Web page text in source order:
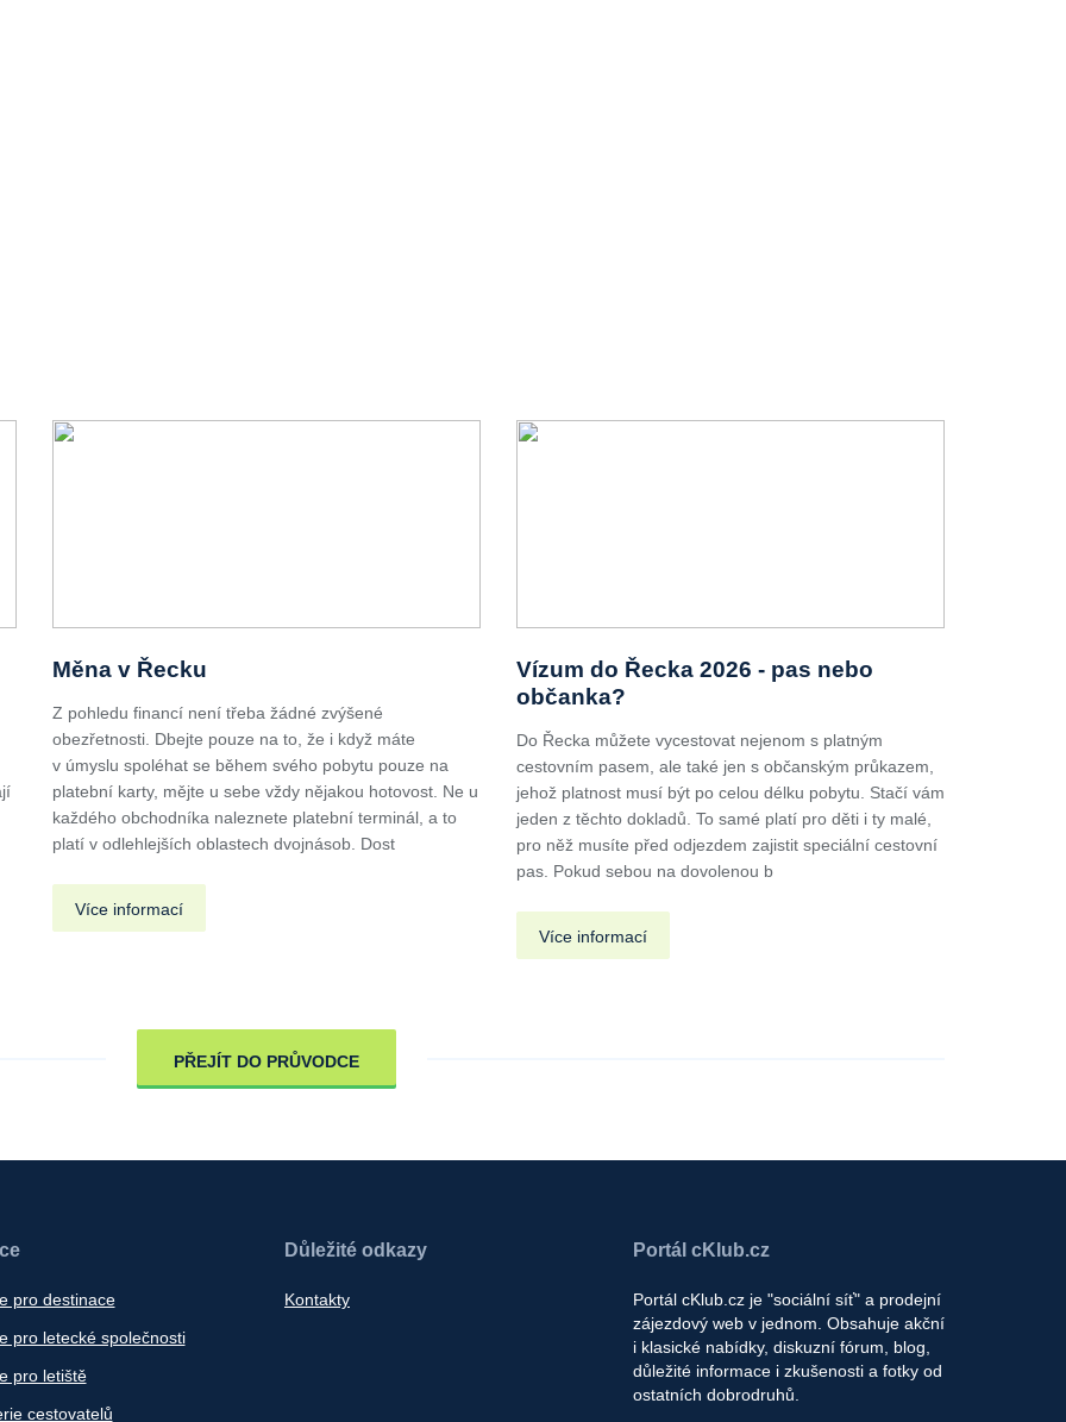
Měna v Řecku
Z pohledu financí není třeba žádné zvýšené
obezřetnosti. Dbejte pouze na to, že i když máte
v úmyslu spoléhat se během svého pobytu pouze na
platební karty, mějte u sebe vždy nějakou hotovost. Ne u
každého obchodníka naleznete platební terminál, a to
platí v odlehlejších oblastech dvojnásob. Dost
Více informací
Vízum do Řecka 2026 - pas nebo
občanka?
Do Řecka můžete vycestovat nejenom s platným
cestovním pasem, ale také jen s občanským průkazem,
jehož platnost musí být po celou délku pobytu. Stačí vám
jeden z těchto dokladů. To samé platí pro děti i ty malé,
pro něž musíte před odjezdem zajistit speciální cestovní
pas. Pokud sebou na dovolenou b
Více informací
PŘEJÍT DO PRŮVODCE
pro destinace
pro letecké společnosti
pro letiště
cestovatelů
Důležité odkazy
Kontakty
Portál cKlub.cz
Portál cKlub.cz je "sociální síť" a prodejní
zájezdový web v jednom. Obsahuje akční
i klasické nabídky, diskuzní fórum, blog,
důležité informace i zkušenosti a fotky od
ostatních dobrodruhů.